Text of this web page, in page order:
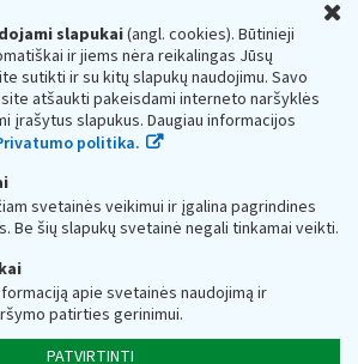
slapukai(angl. cookies). Būtinieji
ir jiems nėra reikalingas Jūsų
sutikti ir su kitų slapukų naudojimu. Savo
atšaukti pakeisdami interneto naršyklės
įrašytus slapukus. Daugiau informacijos
politika.
svetainės veikimui ir įgalina pagrindines
Be šių slapukų svetainė negali tinkamai veikti.
apie svetainės naudojimą ir
patirties gerinimui.
PATVIRTINTI
ministerijos
asmens kodas — 188659752,
g. 14, 01107 Vilnius, Lietuva, el.paštas:
dėžutės adresas 188659752
mokesčių inspekciją prie Lietuvos
kaupiami ir saugomi Juridinių